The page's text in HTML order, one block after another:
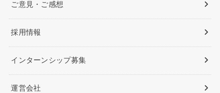
ご意見・ご感想
採用情報
インターンシップ募集
運営会社